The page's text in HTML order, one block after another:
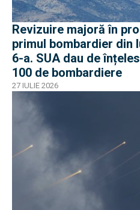
Revizuire majoră în
primul bombardier din
6-a. SUA dau de
100 de bombardiere
27 IULIE 2026